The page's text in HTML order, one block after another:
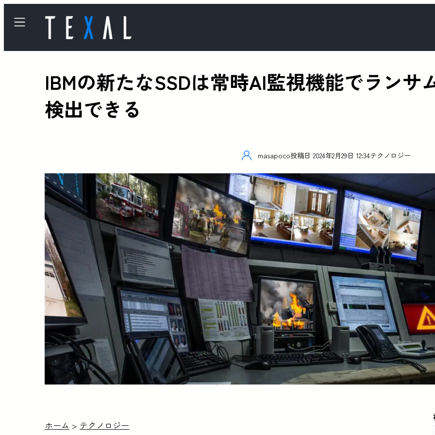
IBMの新たなSSDは常時AI監視機能でランサ
検出できる
masapoco投稿日 2024年2月29日 12:34テクノロジー
ホーム > テクノロジー